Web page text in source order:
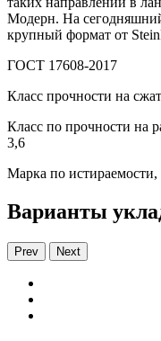
Модерн. На
крупный формат от
ГОСТ 17608-2017
Класс прочности на
Класс по прочности на
3,6
Марка по истираемости,
Варианты
Prev Next